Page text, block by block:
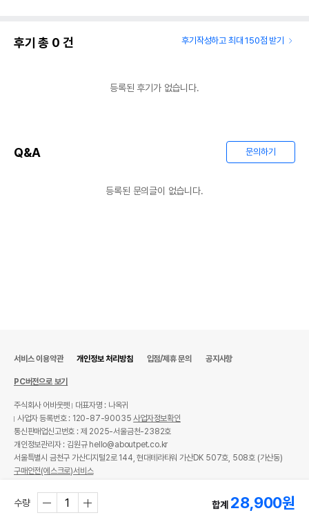
후기 총 0 건 후기작성하고 최대 150점 받기
등록된 후기가 없습니다.
Q&A 문의하기
등록된 문의글이 없습니다.
수량 합계 28,900원
서비스 이용약관 개인정보 처리방침 입점/제휴 문의 공지사항
PC버전으로 보기
주식회사 어바웃펫
대표자명 : 나옥귀
사업자 등록번호 : 120-87-90035사업자정보확인
통신판매업신고번호 : 제 2025-서울금천-2382호
개인정보관리자 : 김원규 hello@aboutpet.co.kr
서울특별시 금천구 가산디지털2로 144, 현대테라타워 가산DK 507호, 508호 (가산동)
구매안전(에스크로)서비스